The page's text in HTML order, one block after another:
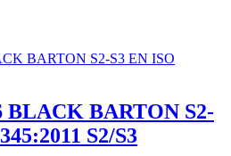
BLACK BARTON S2-
S2/S3